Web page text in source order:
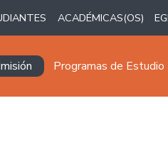
ACADÉMICAS(OS)
principal
Programas de Estudio